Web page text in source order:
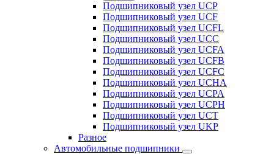
Подшипниковый узел UCP
Подшипниковый узел UCF
Подшипниковый узел UCFL
Подшипниковый узел UCC
Подшипниковый узел UCFA
Подшипниковый узел UCFB
Подшипниковый узел UCFC
Подшипниковый узел UCHA
Подшипниковый узел UCPA
Подшипниковый узел UCPH
Подшипниковый узел UCT
Подшипниковый узел UKP
Разное
Автомобильные подшипники